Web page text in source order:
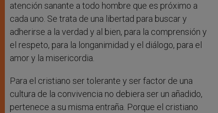
atención sanante a todo hombre que es próximo a
cada uno. Se trata de una libertad para buscar y
adherirse a la verdad y al bien, para la comprensión y
el respeto, para la longanimidad y el diálogo, para el
amor y la misericordia.
Para el cristiano ser tolerante y ser factor de una
cultura de la convivencia no debiera ser un añadido,
pertenece a su misma entraña. Porque el cristiano